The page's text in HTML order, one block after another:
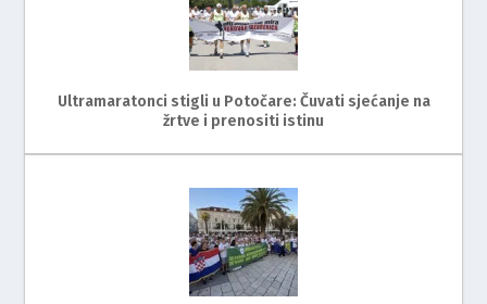
Ultramaratonci stigli u Potočare: Čuvati sjećanje na
žrtve i prenositi istinu